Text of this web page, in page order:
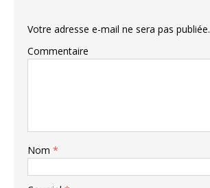
Votre adresse e-mail ne sera pas publiée.
Commentaire
Nom *